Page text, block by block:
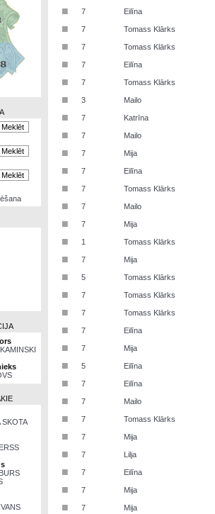
SKOTA
■ 7 Eilīna
■ 7 Tomass Klārks
■ 7 Tomass Klārks
■ 7 Eilīna
■ 7 Tomass Klārks
■ 3 Mailo
■ 7 Katrīna
■ 7 Mailo
■ 7 Mija
■ 7 Eilīna
■ 7 Tomass Klārks
■ 7 Mailo
■ 7 Mija
■ 1 Tomass Klārks
■ 7 Mija
■ 5 Tomass Klārks
■ 7 Tomass Klārks
■ 7 Tomass Klārks
■ 7 Eilīna
■ 7 Mija
■ 5 Eilīna
■ 7 Eilīna
■ 7 Mailo
■ 7 Tomass Klārks
■ 7 Mija
■ 7 Lilja
■ 7 Eilīna
■ 7 Mija
■ 7 Mija